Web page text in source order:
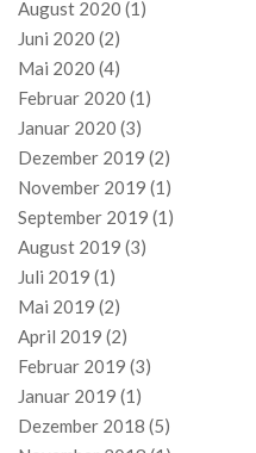
August 2020 (1)
Juni 2020 (2)
Mai 2020 (4)
Februar 2020 (1)
Januar 2020 (3)
Dezember 2019 (2)
November 2019 (1)
September 2019 (1)
August 2019 (3)
Juli 2019 (1)
Mai 2019 (2)
April 2019 (2)
Februar 2019 (3)
Januar 2019 (1)
Dezember 2018 (5)